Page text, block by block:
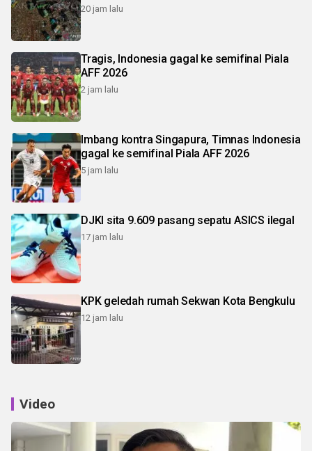
20 jam lalu
Tragis, Indonesia gagal ke semifinal Piala
AFF 2026
2 jam lalu
Imbang kontra Singapura, Timnas Indonesia
gagal ke semifinal Piala AFF 2026
5 jam lalu
DJKI sita 9.609 pasang sepatu ASICS ilegal
17 jam lalu
KPK geledah rumah Sekwan Kota Bengkulu
12 jam lalu
Video